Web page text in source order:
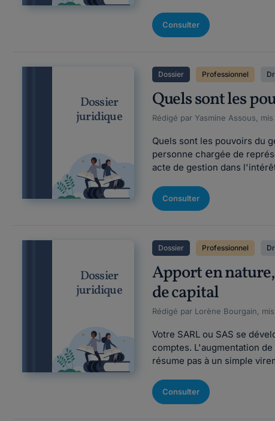
Consulter
Dossier
juridique
Dossier Professionnel
Quels sont les
Rédigé par Yasmine Assous,
Quels sont les pouvoirs du
personne chargée de
acte de gestion dans
Consulter
Dossier
juridique
Dossier Professionnel
Apport en
de capital
Rédigé par Lorène Bourgain,
Votre SARL ou SAS se
comptes. L'augmentation
résume pas à un simple
Consulter